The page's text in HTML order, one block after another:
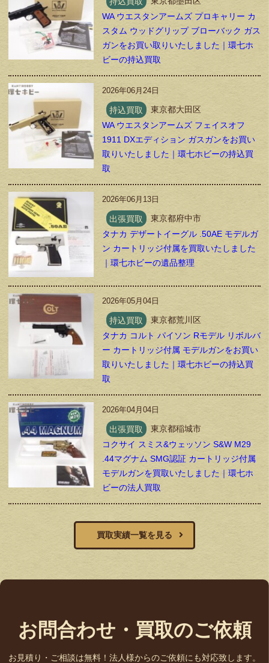
WA ウエスタンアームズ プロキャリー カ
スタム ウッドグリップ ブローバック ガス
ガンをお買い取りいたしました｜環七ホ
ビーの持込買取
2026年06月24日
持込買取
東京都大田区
WA ウエスタンアームズ フェイスオフ
1911 DXエディション ガスガンをお買い
取りいたしました｜環七ホビーの持込買
取
2026年06月13日
出張買取
東京都府中市
タナカ デザートイーグル .50AE モデルガ
ン カートリッジ付属を買取いたしました
｜環七ホビーの遺品整理
2026年05月04日
持込買取
東京都荒川区
タナカ コルト パイソン Rモデル リボルバ
ー カートリッジ付属 モデルガンをお買い
取りいたしました｜環七ホビーの持込買
取
2026年04月04日
出張買取
東京都稲城市
コクサイ スミス&ウェッソン S&W M29
.44マグナム SMG認証 カートリッジ付属
モデルガンを買取いたしました｜環七ホ
ビーの法人買取
買取実績一覧を見る
お問合わせ・買取のご依頼
お見積り・ご相談は無料！法人様からのご依頼にも対応致します。